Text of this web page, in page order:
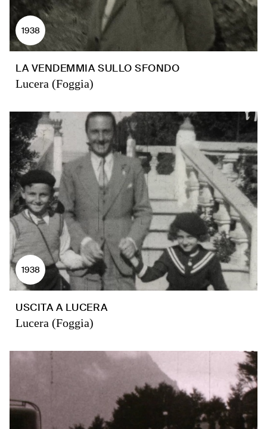
1938
LA VENDEMMIA SULLO SFONDO
Lucera (Foggia)
1938
USCITA A LUCERA
Lucera (Foggia)